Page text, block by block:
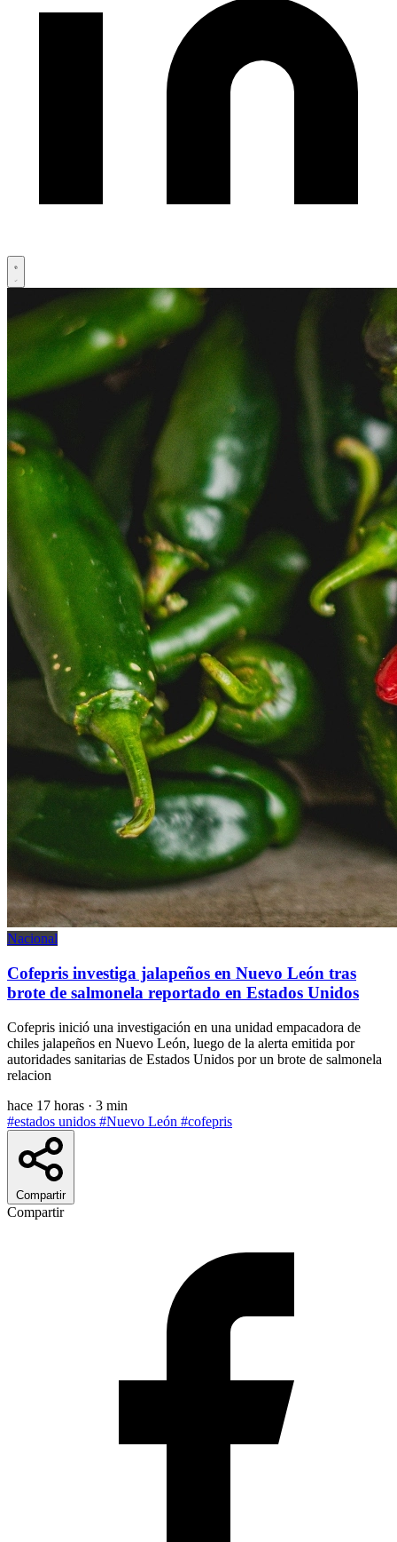
Nacional
Cofepris investiga jalapeños en Nuevo León tras
brote de salmonela reportado en Estados Unidos
Cofepris inició una investigación en una unidad empacadora de
chiles jalapeños en Nuevo León, luego de la alerta emitida por
autoridades sanitarias de Estados Unidos por un brote de salmonela
relacion
hace 17 horas · 3 min
#estados unidos #Nuevo León #cofepris
Compartir
Compartir